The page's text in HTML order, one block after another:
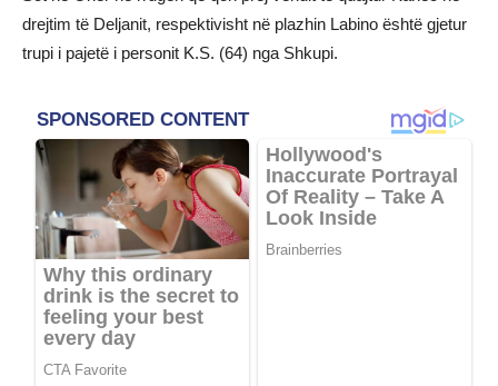
drejtim të Deljanit, respektivisht në plazhin Labino është gjetur
trupi i pajetë i personit K.S. (64) nga Shkupi.